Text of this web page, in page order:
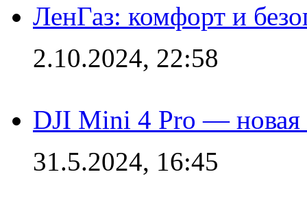
ЛенГаз: комфорт и
2.10.2024, 22:58
DJI Mini 4 Pro — новая
31.5.2024, 16:45